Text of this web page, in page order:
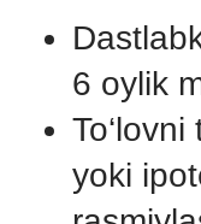
6 oylik
yoki